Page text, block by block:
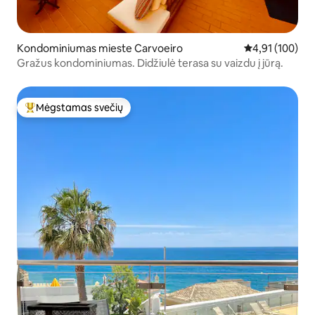
Kondominiumas mieste Carvoeiro Vidutinis
4,91 (100)
Gražus kondominiumas. Didžiulė terasa su vaizdu į jūrą.
Svečių mėgstamiausias
Mėgstamas svečių